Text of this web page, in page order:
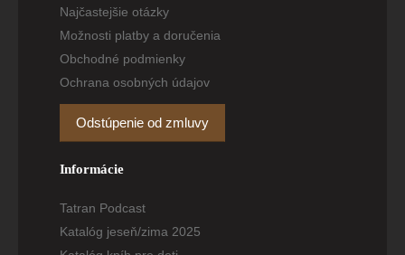
Najčastejšie otázky
Možnosti platby a doručenia
Obchodné podmienky
Ochrana osobných údajov
Odstúpenie od zmluvy
Informácie
Tatran Podcast
Katalóg jeseň/zima 2025